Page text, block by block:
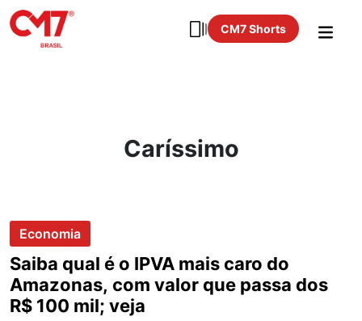
CM7 Shorts
Caríssimo
Economia
Saiba qual é o IPVA mais caro do
Amazonas, com valor que passa dos
R$ 100 mil; veja